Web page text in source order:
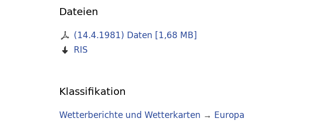
Dateien
(14.4.1981) Daten [1,68 MB]
RIS
Klassifikation
Wetterberichte und Wetterkarten → Europa